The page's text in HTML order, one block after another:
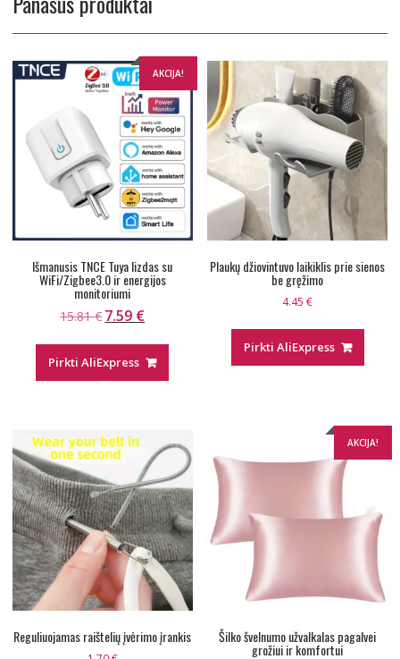
AKCIJA!
Išmanusis TNCE Tuya lizdas su
WiFi/Zigbee3.0 ir energijos
monitoriumi
15.81€ Original
15.81 €.
7.59 €Current
7.59 €.
Pirkti AliExpress
Plaukų džiovintuvo laikiklis prie sienos
be gręžimo
4.45€
Pirkti AliExpress
Reguliuojamas raištelių įvėrimo įrankis
AKCIJA!
Šilko švelnumo užvalkalas pagalvei
grožiui ir komfortui